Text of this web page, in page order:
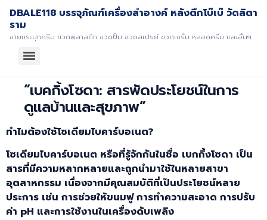
DBALE118 บรรจุภัณฑ์เครื่องสำอางค์ หลังตึกโบ๊เบ๊ วัดสิตา
ราม
ขายกระปุกครีม ขวดพลาสติก ขวดปั้ม ขวดสเปรย์ ขวดเซรั่ม หลอดครีม และอื่นๆ
“เบคกิ้งโซดา: สารพัดประโยชน์ในการ
ดูแลบ้านและสุขภาพ”
ทำไมต้องใช้โซเดียมไบคาร์บอเนต?
โซเดียมไบคาร์บอเนต หรือที่รู้จักกันในชื่อ เบกกิ้งโซดา เป็น
สารที่มีความหลากหลายและถูกนำมาใช้ในหลายสาขา
อุตสาหกรรม เนื่องจากมีคุณสมบัติที่เป็นประโยชน์หลาย
ประการ เช่น การช่วยให้ขนมฟู การทำความสะอาด การปรับ
ค่า pH และการใช้งานในเครื่องดับเพลิง